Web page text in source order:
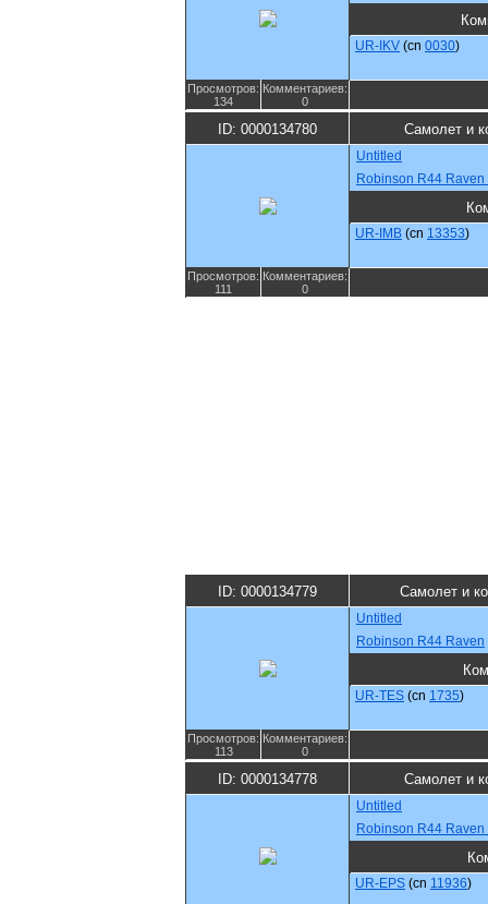
UR-IKV (cn 0030)
Просмотров:
134
Комментариев:
0
ID: 0000134780 Самолет и
Untitled
Robinson R44 Raven
UR-IMB (cn 13353)
Просмотров:
111
Комментариев:
0
ID: 0000134779 Самолет и
Untitled
Robinson R44 Raven
UR-TES (cn 1735)
Просмотров:
113
Комментариев:
0
ID: 0000134778 Самолет и
Untitled
Robinson R44 Raven
UR-EPS (cn 11936)